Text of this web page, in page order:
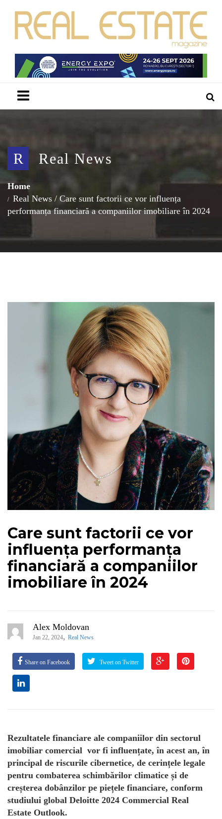
R Real News
Home
Real News / Care sunt factorii ce vor influența
performanța financiară a companiilor imobiliare în 2024
Care sunt factorii ce vor
influența performanța
financiară a companiilor
imobiliare în 2024
Alex Moldovan
Jan 22, 2024, Real News
Share on Facebook Tweet on Twitter
Rezultatele financiare ale companiilor din sectorul
imobiliar comercial vor fi influențate, în acest an, în
principal de riscurile cibernetice, de cerințele legale
pentru combaterea schimbărilor climatice și de
creșterea dobânzilor pe piețele financiare, conform
studiului global Deloitte 2024 Commercial Real
Estate Outlook.